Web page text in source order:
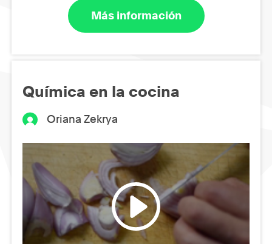
Más información
Química en la cocina
Oriana Zekrya